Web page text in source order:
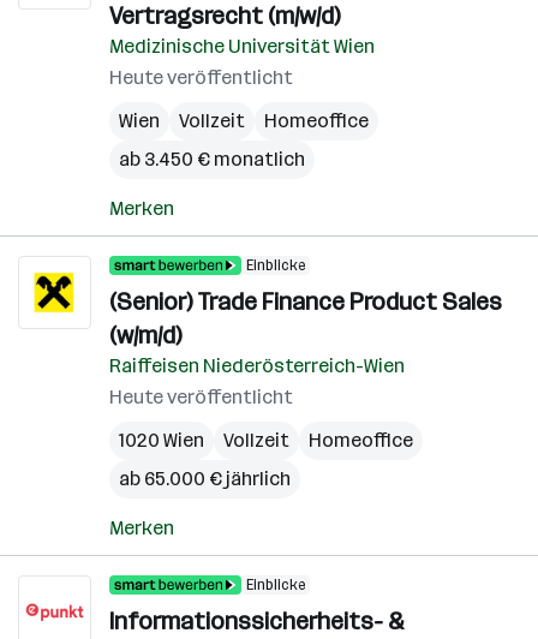
Vertragsrecht (m/w/d)
Medizinische Universität Wien
Heute veröffentlicht
Wien
Vollzeit
Homeoffice
ab 3.450 € monatlich
Merken
Einblicke
(Senior) Trade Finance Product Sales
(w/m/d)
Raiffeisen Niederösterreich-Wien
Heute veröffentlicht
1020 Wien
Vollzeit
Homeoffice
ab 65.000 € jährlich
Merken
Einblicke
Informationssicherheits- &